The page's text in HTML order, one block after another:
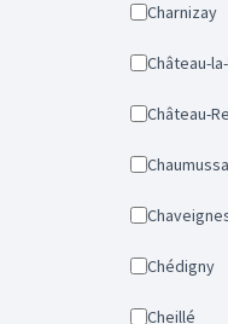
Charnizay
Château-
Château-
Chédigny
Cheillé